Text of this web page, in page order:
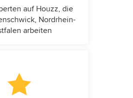
auf Houzz, die
Nordrhein-
arbeiten